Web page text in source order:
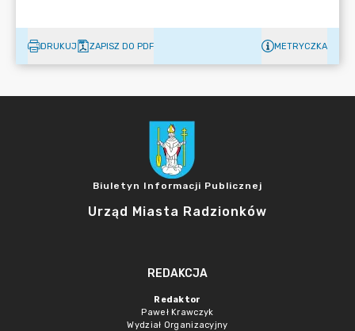
DRUKUJ ZAPISZ DO PDF METRYCZKA
Biuletyn Informacji Publicznej
Urząd Miasta Radzionków
REDAKCJA
Redaktor
Paweł Krawczyk
Wydział Organizacyjny